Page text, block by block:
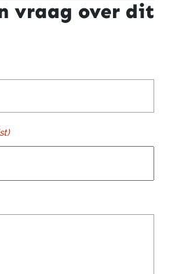
vraag over dit